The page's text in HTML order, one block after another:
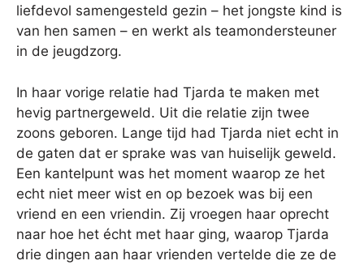
liefdevol samengesteld gezin – het jongste kind is
van hen samen – en werkt als teamondersteuner
in de jeugdzorg.
In haar vorige relatie had Tjarda te maken met
hevig partnergeweld. Uit die relatie zijn twee
zoons geboren. Lange tijd had Tjarda niet echt in
de gaten dat er sprake was van huiselijk geweld.
Een kantelpunt was het moment waarop ze het
echt niet meer wist en op bezoek was bij een
vriend en een vriendin. Zij vroegen haar oprecht
naar hoe het écht met haar ging, waarop Tjarda
drie dingen aan haar vrienden vertelde die ze de